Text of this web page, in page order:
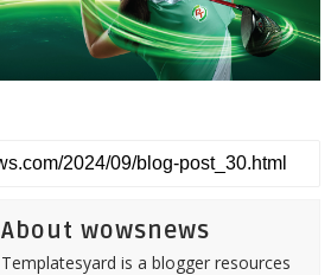
About wowsnews
Templatesyard is a blogger resources